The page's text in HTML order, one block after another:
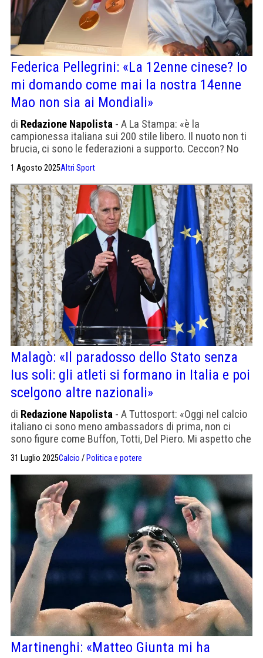
Federica Pellegrini: «La 12enne cinese? Io
mi domando come mai la nostra 14enne
Mao non sia ai Mondiali»
di Redazione Napolista - A La Stampa: «è la
campionessa italiana sui 200 stile libero. Il nuoto non ti
brucia, ci sono le federazioni a supporto. Ceccon? No
riconoscono la sincerità»
1 Agosto 2025Altri Sport
Malagò: «Il paradosso dello Stato senza
Ius soli: gli atleti si formano in Italia e poi
scelgono altre nazionali»
di Redazione Napolista - A Tuttosport: «Oggi nel calcio
italiano ci sono meno ambassadors di prima, non ci
sono figure come Buffon, Totti, Del Piero. Mi aspetto che
31 Luglio 2025Calcio / Politica e potere
Martinenghi: «Matteo Giunta mi ha